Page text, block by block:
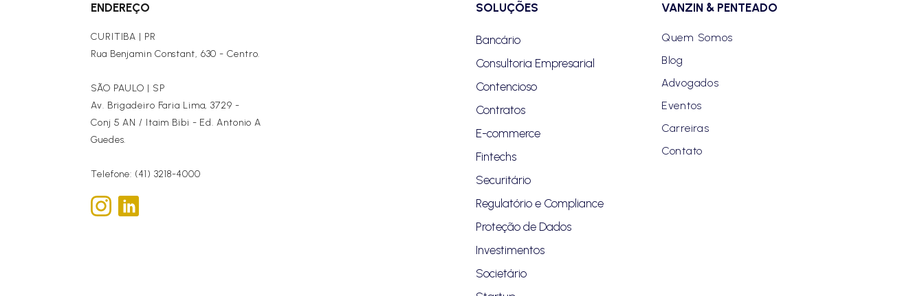
ENDEREÇO
CURITIBA | PR
Rua Benjamin Constant, 630 - Centro.
SÃO PAULO | SP
Av. Brigadeiro Faria Lima, 3729 -
Conj 5 AN / Itaim Bibi - Ed. Antonio A
Guedes.
Telefone: (41) 3218-4000
SOLUÇÕES
Bancário
Consultoria Empresarial
Contencioso
Contratos
E-commerce
Fintechs
Securitário
Regulatório e Compliance
Proteção de Dados
Investimentos
Societário
VANZIN & PENTEADO
Quem Somos
Blog
Advogados
Eventos
Carreiras
Contato